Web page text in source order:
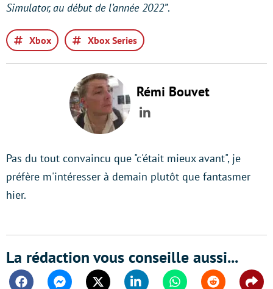
Simulator, au début de l’année 2022”.
Xbox Xbox Series
Rémi Bouvet
LinkedIn
Pas du tout convaincu que "c'était mieux avant", je
préfère m'intéresser à demain plutôt que fantasmer
hier.
La rédaction vous conseille aussi...